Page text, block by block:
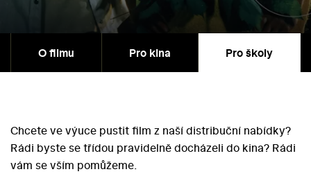
O filmu Pro kina Pro školy
Chcete ve výuce pustit film z naší distribuční nabídky?
Rádi byste se třídou pravidelně docházeli do kina? Rádi
vám se vším pomůžeme.